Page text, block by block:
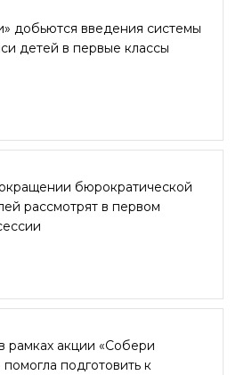
добьются введения системы
детей в первые классы
бюрократической
рассмотрят в первом
рамках акции «Собери
подготовить к